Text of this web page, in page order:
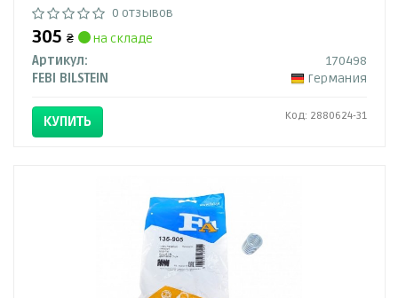
0 отзывов
305 ₴
на складе
Артикул:
170498
FEBI BILSTEIN
Германия
КУПИТЬ Код: 2880624-31